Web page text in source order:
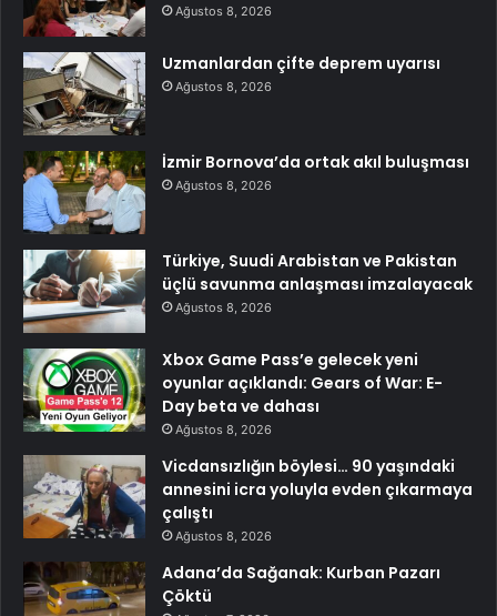
Ağustos 8, 2026
Uzmanlardan çifte deprem uyarısı
Ağustos 8, 2026
İzmir Bornova’da ortak akıl buluşması
Ağustos 8, 2026
Türkiye, Suudi Arabistan ve Pakistan
üçlü savunma anlaşması imzalayacak
Ağustos 8, 2026
Xbox Game Pass’e gelecek yeni
oyunlar açıklandı: Gears of War: E-
Day beta ve dahası
Ağustos 8, 2026
Vicdansızlığın böylesi… 90 yaşındaki
annesini icra yoluyla evden çıkarmaya
çalıştı
Ağustos 8, 2026
Adana’da Sağanak: Kurban Pazarı
Çöktü